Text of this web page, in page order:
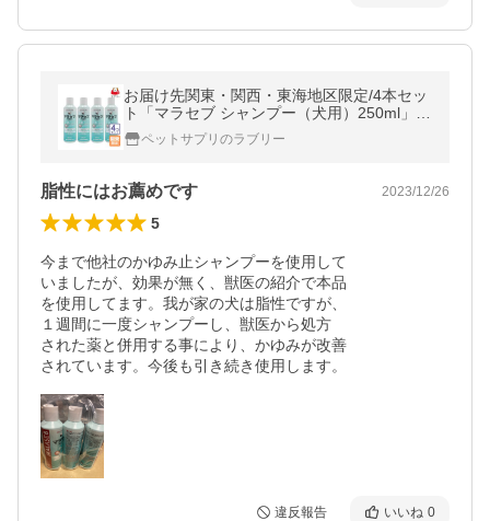
お届け先関東・関西・東海地区限定/4本セッ
ト「マラセブ シャンプー（犬用）250ml」直
【0952】
ペットサプリのラブリー
脂性にはお薦めです 2023/12/26
5
今まで他社のかゆみ止シャンプーを使用して
いましたが、効果が無く、獣医の紹介で本品
を使用してます。我が家の犬は脂性ですが、
１週間に一度シャンプーし、獣医から処方
された薬と併用する事により、かゆみが改善
違反報告 いいね 0